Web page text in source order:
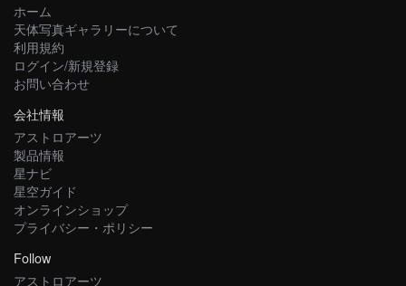
ホーム
天体写真ギャラリーについて
利用規約
ログイン/新規登録
お問い合わせ
会社情報
アストロアーツ
製品情報
星ナビ
星空ガイド
オンラインショップ
プライバシー・ポリシー
Follow
アストロアーツ